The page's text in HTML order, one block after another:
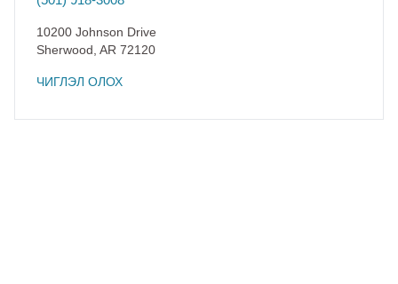
10200 Johnson Drive
Sherwood AR 72120
ЧИГЛЭЛ ОЛОХ